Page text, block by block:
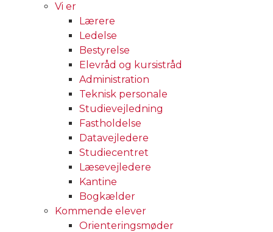
Vi er
Lærere
Ledelse
Bestyrelse
Elevråd og kursistråd
Administration
Teknisk personale
Studievejledning
Fastholdelse
Datavejledere
Studiecentret
Læsevejledere
Kantine
Bogkælder
Kommende elever
Orienteringsmøder